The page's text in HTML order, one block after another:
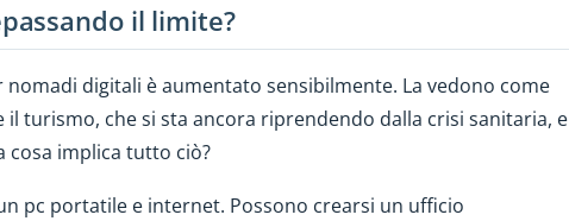
il limite?
digitali è aumentato sensibilmente. La vedono come
turismo, che si sta ancora riprendendo dalla crisi sanitaria, e
cosa implica tutto ciò?
pc portatile e internet. Possono crearsi un ufficio